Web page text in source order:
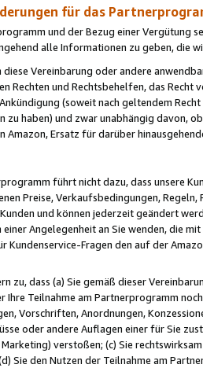
für das
und der Bezug einer Vergütung
alle Informationen zu geben, die
diese Vereinbarung oder andere
Rechten und Rechtsbehelfen, das
(soweit nach geltendem
zu haben) und zwar unabhängig davon,
Amazon, Ersatz für darüber
führt nicht dazu, dass unsere
Preise, Verkaufsbedingungen,
und können jederzeit geändert
einer Angelegenheit an Sie wenden, die
Kundenservice-Fragen den auf der
zu, dass (a) Sie gemäß dieser
Ihre Teilnahme am Partnerprogramm
Vorschriften, Anordnungen,
oder andere Auflagen einer für Sie
verstoßen; (c) Sie
Sie den Nutzen der Teilnahme am